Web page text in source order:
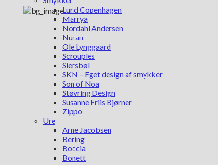
Lund Copenhagen
Marrya
Nordahl Andersen
Nuran
Ole Lynggaard
Scrouples
Siersbøl
SKN – Eget design af smykker
Son of Noa
Støvring Design
Susanne Friis Bjørner
Zippo
Ure
Arne Jacobsen
Bering
Boccia
Bonett